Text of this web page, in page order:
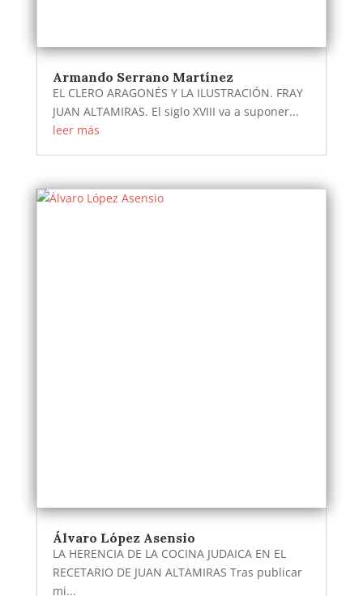
Armando Serrano Martínez
EL CLERO ARAGONÉS Y LA ILUSTRACIÓN. FRAY
JUAN ALTAMIRAS. El siglo XVIII va a suponer...
leer más
Álvaro López Asensio
LA HERENCIA DE LA COCINA JUDAICA EN EL
RECETARIO DE JUAN ALTAMIRAS Tras publicar
mi...